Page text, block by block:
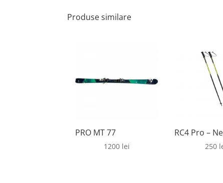
Produse similare
PRO MT 77
1200 lei
RC4 Pro –
250